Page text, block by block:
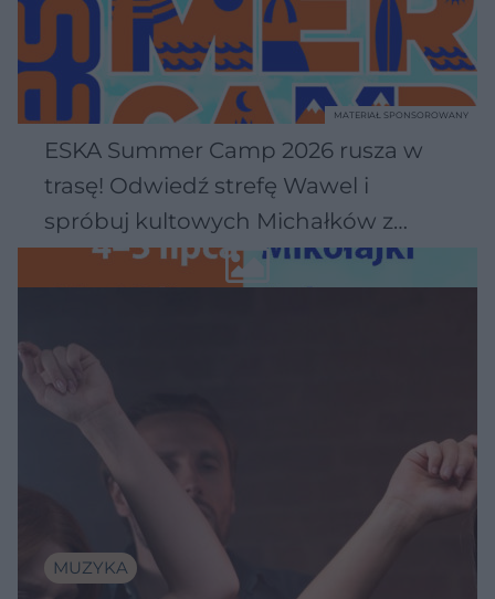
ESKA Summer Camp 2026 rusza w
trasę! Odwiedź strefę Wawel i
spróbuj kultowych Michałków z
Wawelu
MATERIAŁ SPONSOROWANY
MUZYKA